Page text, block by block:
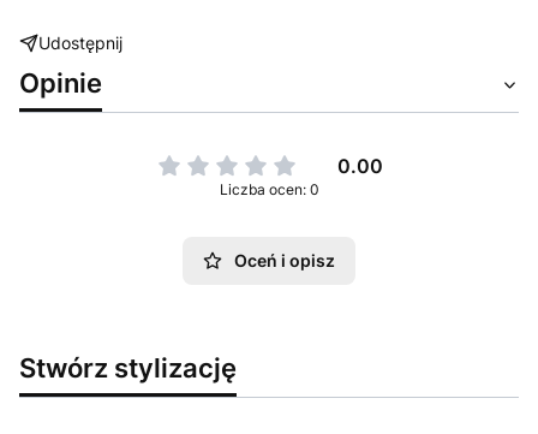
Udostępnij
Opinie
0.00
Liczba ocen: 0
Oceń i opisz
Stwórz stylizację